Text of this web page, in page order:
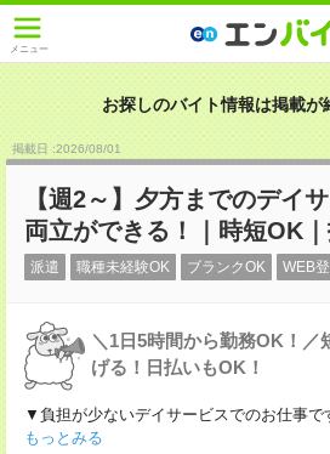
メニュー
お探しのバイト情報は掲載が
掲載日 :2026/08/01
【週2～】夕方までのデイ
両立ができる！｜時短OK
派遣 職種未経験OK ブランクOK WEB
＼1日5時間から勤務OK！／
げる！日払いもOK！
▼負担が少ないデイサービスでのお仕事
もっとみる